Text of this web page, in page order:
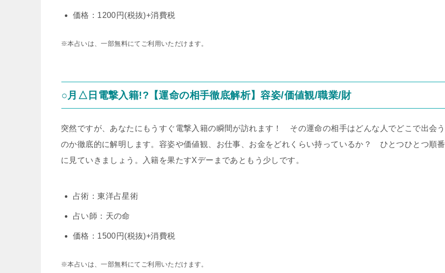
価格：1200円(税抜)+消費税
※本占いは、一部無料にてご利用いただけます。
○月△日電撃入籍!?【運命の相手徹底解析】容姿/価値観/職業/財
突然ですが、あなたにもうすぐ電撃入籍の瞬間が訪れます！ その運命の相手はどんな人でどこで出会う
のか徹底的に解明します。容姿や価値観、お仕事、お金をどれくらい持っているか？ ひとつひとつ順番
に見ていきましょう。入籍を果たすXデーまであともう少しです。
占術：東洋占星術
占い師：天の命
価格：1500円(税抜)+消費税
※本占いは、一部無料にてご利用いただけます。